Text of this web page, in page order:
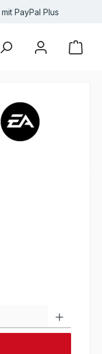
PayPal Plus
Skins Zubehör